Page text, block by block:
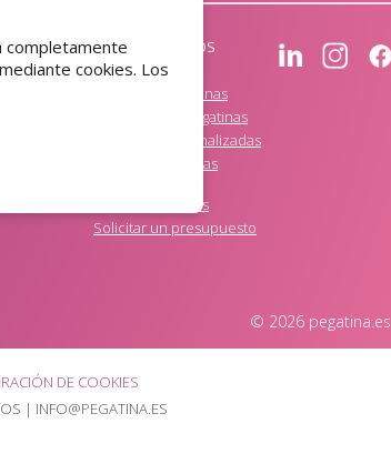
ENLACES RÁPIDOS
Pedir pegatinas
Diseño de pegatinas
Impresión de pegatinas
Pegatinas personalizadas
Comprar pegatinas
Pegatinas baratas
Solicitar un presupuesto
© 2026 pegatina.es
DE COOKIES
| INFO@PEGATINA.ES
completamente
cookies. Los